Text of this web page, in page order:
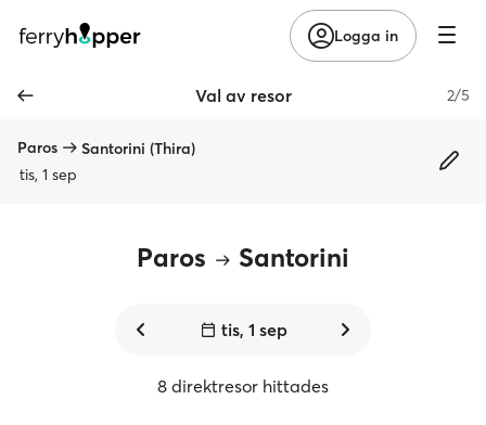
Logga in
Val av resor 2/5
Paros
Santorini (Thira)
tis, 1 sep
Paros Santorini
tis, 1 sep
8 direktresor hittades